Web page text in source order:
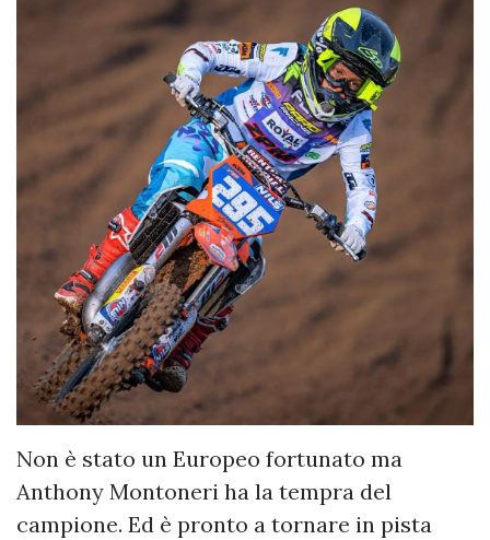
Non è stato un Europeo fortunato ma
Anthony Montoneri ha la tempra del
campione. Ed è pronto a tornare in pista